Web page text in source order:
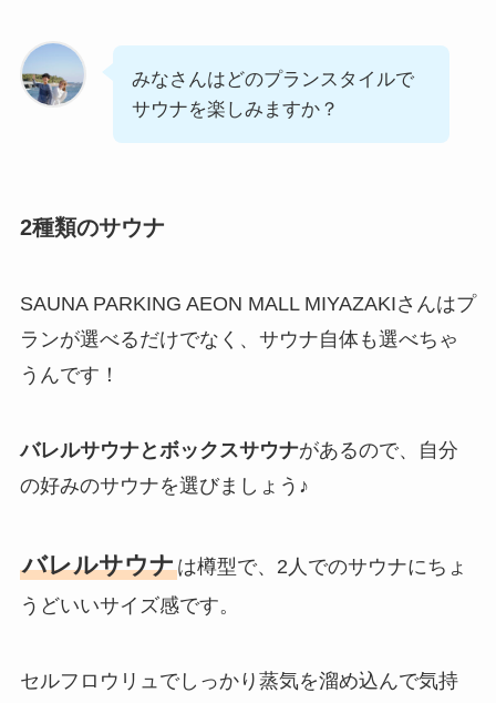
みなさんはどのプランスタイルで
サウナを楽しみますか？
2種類のサウナ
SAUNA PARKING AEON MALL MIYAZAKIさんはプ
ランが選べるだけでなく、サウナ自体も選べちゃ
うんです！
バレルサウナとボックスサウナがあるので、自分
の好みのサウナを選びましょう♪
バレルサウナは樽型で、2人でのサウナにちょ
うどいいサイズ感です。
セルフロウリュでしっかり蒸気を溜め込んで気持